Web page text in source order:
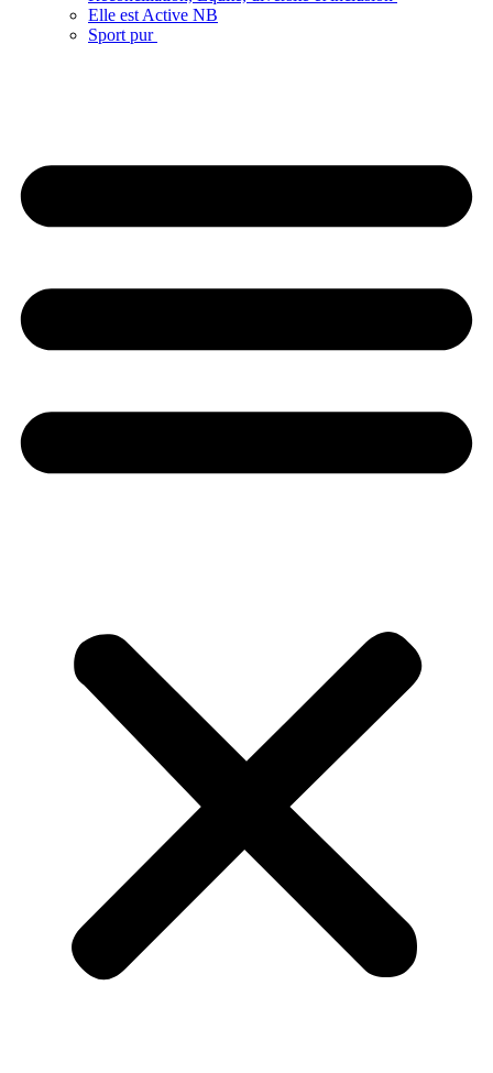
Elle est Active NB
Sport pur